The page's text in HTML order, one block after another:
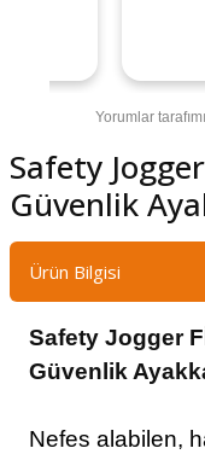
Safety
Güvenlik
Ürün Bilgisi
Safety Jogger
Güvenlik
Nefes alabilen,